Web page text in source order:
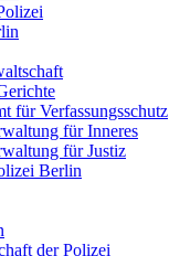
für Verfassungsschutz
für Inneres
für Justiz
Berlin
der Polizei